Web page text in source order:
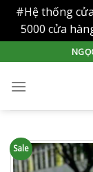
#Hệ thống
5000 cửa
to
content
Sale